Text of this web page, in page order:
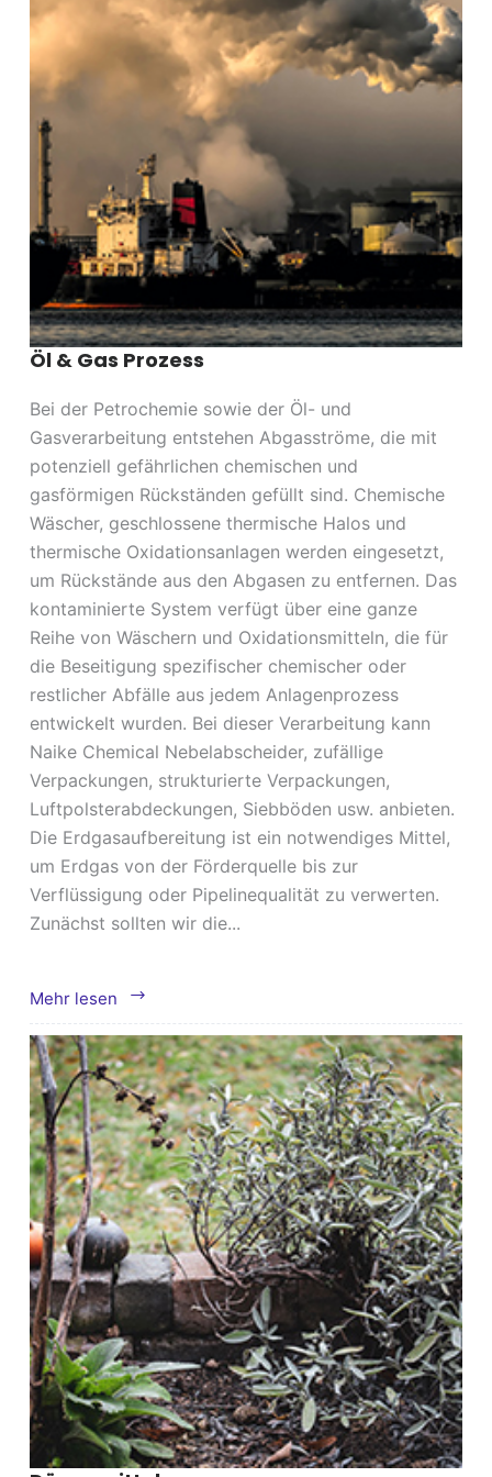
Öl & Gas Prozess
Bei der Petrochemie sowie der Öl- und
Gasverarbeitung entstehen Abgasströme, die mit
potenziell gefährlichen chemischen und
gasförmigen Rückständen gefüllt sind. Chemische
Wäscher, geschlossene thermische Halos und
thermische Oxidationsanlagen werden eingesetzt,
um Rückstände aus den Abgasen zu entfernen. Das
kontaminierte System verfügt über eine ganze
Reihe von Wäschern und Oxidationsmitteln, die für
die Beseitigung spezifischer chemischer oder
restlicher Abfälle aus jedem Anlagenprozess
entwickelt wurden. Bei dieser Verarbeitung kann
Naike Chemical Nebelabscheider, zufällige
Verpackungen, strukturierte Verpackungen,
Luftpolsterabdeckungen, Siebböden usw. anbieten.
Die Erdgasaufbereitung ist ein notwendiges Mittel,
um Erdgas von der Förderquelle bis zur
Verflüssigung oder Pipelinequalität zu verwerten.
Zunächst sollten wir die...
Mehr lesen
Öl
&
Gas
Prozess